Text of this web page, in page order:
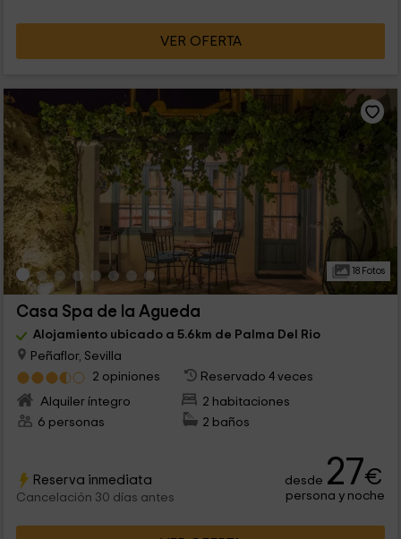
VER OFERTA
18 Fotos
Casa Spa de la Agueda
Alojamiento ubicado a 5.6km de Palma Del Rio
Peñaflor, Sevilla
2 opiniones
Reservado 4 veces
Alquiler íntegro
2 habitaciones
6 personas
2 baños
Reserva inmediata
Cancelación 30 días antes
desde 27€
persona y noche